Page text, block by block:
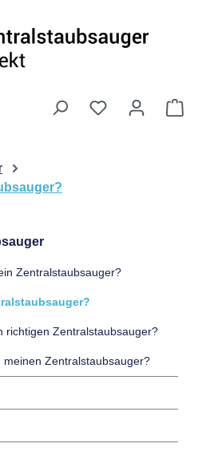
Zentralstaubsauger?
richtigen Zentralstaubsauger?
meinen Zentralstaubsauger?